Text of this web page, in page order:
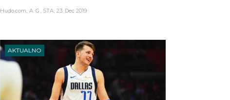
Hudo.com A. G., STA 23. Dec 2019
AKTUALNO